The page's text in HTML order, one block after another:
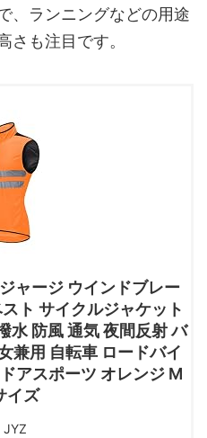
、ランニングなどの用途
さも注目です。
ャージ ウインドブレー
ト サイクルジャケット
水 防風 通気 夜間反射 バ
兼用 自転車 ロードバイ
アスポーツ オレンジ Ⅿ
イズ
JYZ